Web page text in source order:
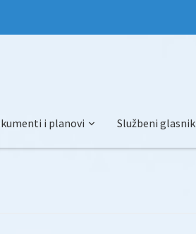
i planovi Službeni glasnik